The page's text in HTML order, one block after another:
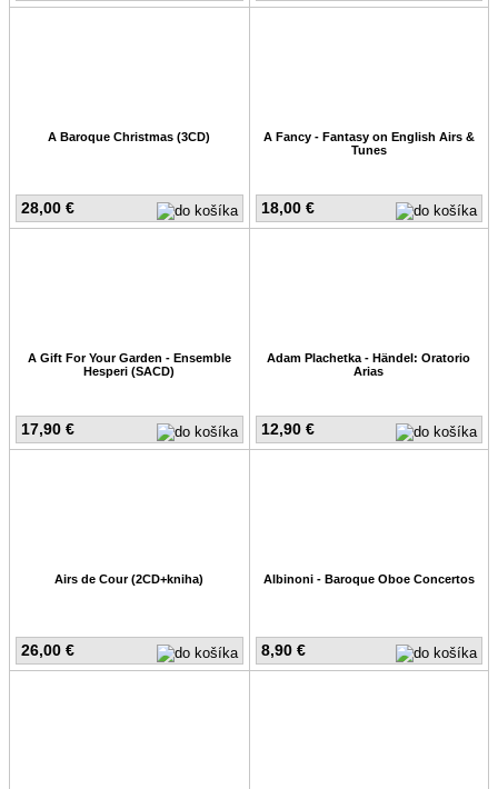
28,00 €
A Baroque Christmas (3CD)
18,00 €
A Fancy - Fantasy on English Airs &
Tunes
17,90 €
A Gift For Your Garden - Ensemble
Hesperi (SACD)
12,90 €
Adam Plachetka - Händel: Oratorio
Arias
26,00 €
Airs de Cour (2CD+kniha)
8,90 €
Albinoni - Baroque Oboe Concertos